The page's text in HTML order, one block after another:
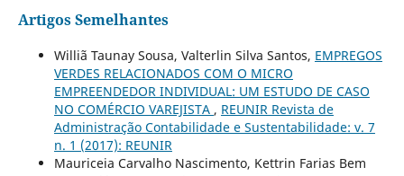
Artigos Semelhantes
Williã Taunay Sousa, Valterlin Silva Santos, EMPREGOS
VERDES RELACIONADOS COM O MICRO
EMPREENDEDOR INDIVIDUAL: UM ESTUDO DE CASO
NO COMÉRCIO VAREJISTA , REUNIR Revista de
Administração Contabilidade e Sustentabilidade: v. 7
n. 1 (2017): REUNIR
Mauriceia Carvalho Nascimento, Kettrin Farias Bem